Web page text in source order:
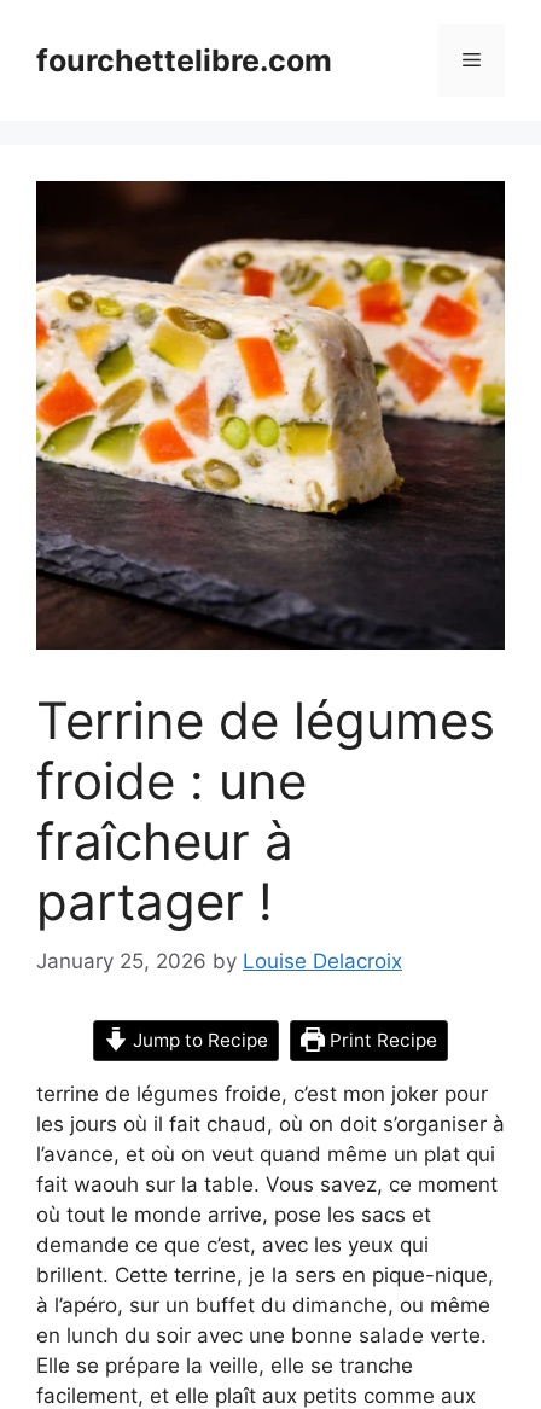
contentfourchettelibre.com Menu
Terrine de légumes
froide : une
fraîcheur à
partager !
January 25, 2026 by Louise Delacroix
Jump to Recipe Print Recipe
terrine de légumes froide, c’est mon joker pour
les jours où il fait chaud, où on doit s’organiser à
l’avance, et où on veut quand même un plat qui
fait waouh sur la table. Vous savez, ce moment
où tout le monde arrive, pose les sacs et
demande ce que c’est, avec les yeux qui
brillent. Cette terrine, je la sers en pique-nique,
à l’apéro, sur un buffet du dimanche, ou même
en lunch du soir avec une bonne salade verte.
Elle se prépare la veille, elle se tranche
facilement, et elle plaît aux petits comme aux